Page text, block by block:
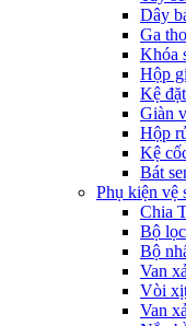
Dây
Ga
Khóa
Hộp
Kệ
Giàn
Hộp
Kệ
Bát
Phụ kiện vệ
Chia
Bộ
Bộ
Van
Vòi
Van